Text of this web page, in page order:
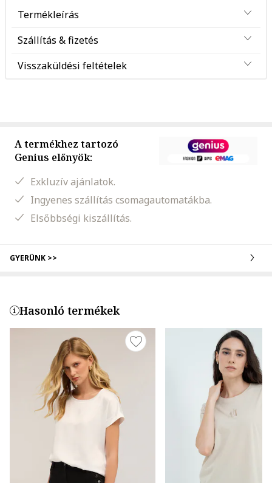
Termékleírás
Szállítás & fizetés
Visszaküldési feltételek
A termékhez tartozó
Genius előnyök:
Exkluzív ajánlatok.
Ingyenes szállítás csomagautomatákba.
Elsőbbségi kiszállítás.
GYERÜNK >>
Hasonló termékek